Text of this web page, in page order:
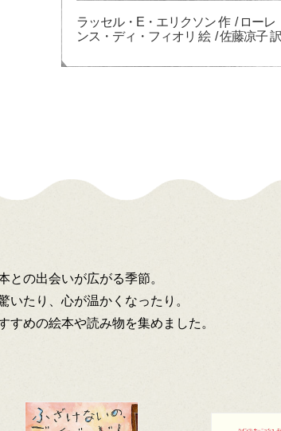
ラッセル・E・エリクソン 作 / ローレ
ンス・ディ・フィオリ 絵 / 佐藤凉子 訳
との出会いが広がる季節。
いたり、心が温かくなったり。
すめの絵本や読み物を集めました。